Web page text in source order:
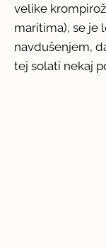
velike
maritima), se je
navdušenjem,
tej solati nekaj